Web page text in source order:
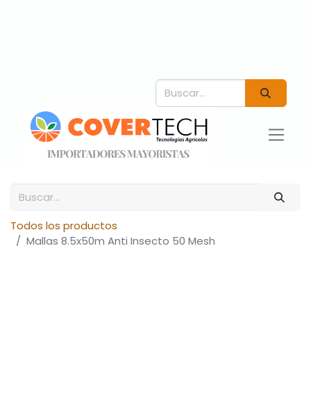
Todos los productos
Mallas 8.5x50m Anti Insecto 50 Mesh